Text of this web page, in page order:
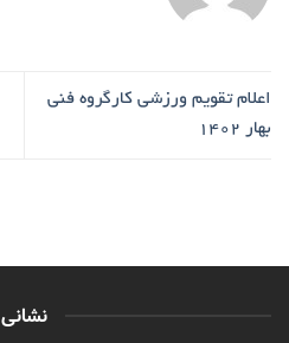
اعلام تقویم ورزشی کارگروه فنی
بهار ۱۴۰۲
نشانی